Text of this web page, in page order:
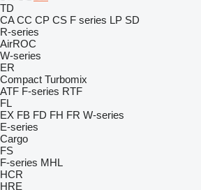
TD
CA CC CP CS F series LP SD
R-series
AirROC
W-series
ER
Compact Turbomix
ATF F-series RTF
FL
EX FB FD FH FR W-series
E-series
Cargo
FS
F-series MHL
HCR
HRE